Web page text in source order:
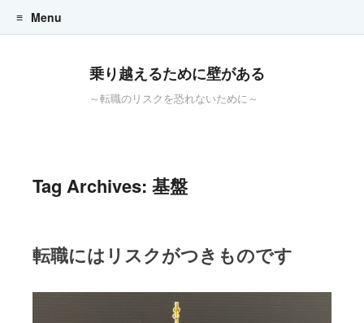
乗り越えるために壁がある
～転職のリスクを恐れないために～
Menu
Tag Archives: 基盤
転職にはリスクがつきものです